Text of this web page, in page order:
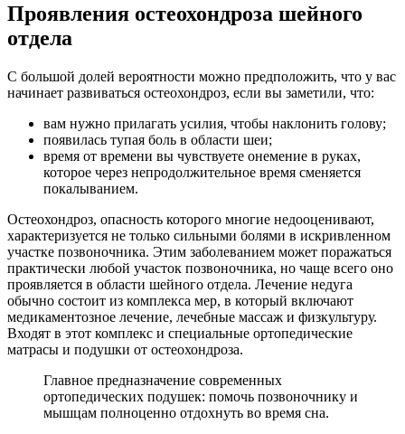
Проявления остеохондроза шейного
отдела
С большой долей вероятности можно предположить, что у вас
начинает развиваться остеохондроз, если вы заметили, что:
вам нужно прилагать усилия, чтобы наклонить голову;
появилась тупая боль в области шеи;
время от времени вы чувствуете онемение в руках,
которое через непродолжительное время сменяется
покалыванием.
Остеохондроз, опасность которого многие недооценивают,
характеризуется не только сильными болями в искривленном
участке позвоночника. Этим заболеванием может поражаться
практически любой участок позвоночника, но чаще всего оно
проявляется в области шейного отдела. Лечение недуга
обычно состоит из комплекса мер, в который включают
медикаментозное лечение, лечебные массаж и физкультуру.
Входят в этот комплекс и специальные ортопедические
матрасы и подушки от остеохондроза.
Главное предназначение современных
ортопедических подушек: помочь позвоночнику и
мышцам полноценно отдохнуть во время сна.